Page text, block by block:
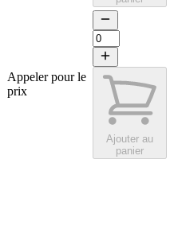
Appeler pour le
prix
Ajouter au
panier